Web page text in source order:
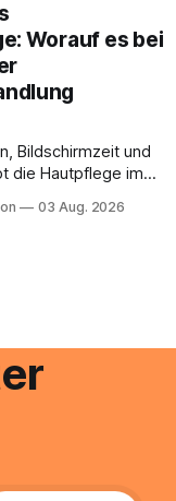
Worauf es bei
Bildschirmzeit und
die Hautpflege im
morgens eine
03 Aug. 2026